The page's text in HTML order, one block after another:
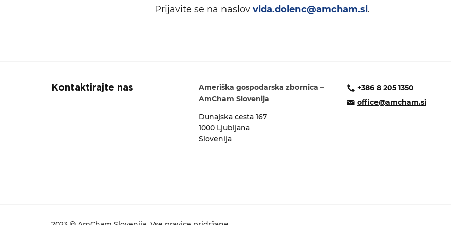
Prijavite se na naslov vida.dolenc@amcham.si.
Kontaktirajte nas
Ameriška gospodarska zbornica –
AmCham Slovenija
Dunajska cesta 167
1000 Ljubljana
Slovenija
+386 8 205 1350
office@amcham.si